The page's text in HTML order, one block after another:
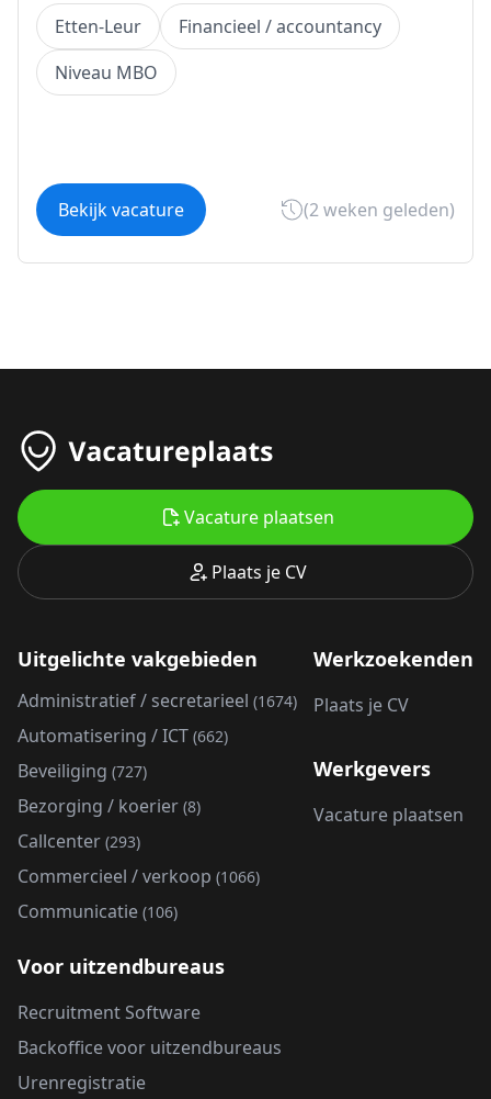
Etten-Leur
Financieel / accountancy
Niveau MBO
Bekijk vacature (2 weken geleden)
Plaats je CV
Vacature plaatsen
Uitgelichte vakgebieden
Administratief / secretarieel (1674)
Automatisering / ICT (662)
Beveiliging (727)
Bezorging / koerier (8)
Callcenter (293)
Commercieel / verkoop (1066)
Communicatie (106)
Werkzoekenden
Plaats je CV
Werkgevers
Vacature plaatsen
Voor uitzendbureaus
Recruitment Software
Backoffice voor uitzendbureaus
Urenregistratie